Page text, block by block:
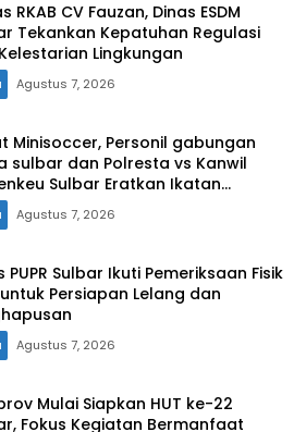
RKAB CV Fauzan, Dinas ESDM
Tekankan Kepatuhan Regulasi
Agustus 7, 2026
Minisoccer, Personil gabungan
sulbar dan Polresta vs Kanwil
Sulbar Eratkan Ikatan
Agustus 7, 2026
PUPR Sulbar Ikuti Pemeriksaan Fisik
untuk Persiapan Lelang dan
Agustus 7, 2026
Mulai Siapkan HUT ke-22
Fokus Kegiatan Bermanfaat